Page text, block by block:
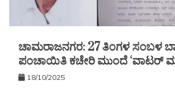
ಚಾಮರಾಜನಗರ: 27 ತಿಂಗಳ ಸಂಬಳ
ಪಂಚಾಯಿತಿ ಕಚೇರಿ ಮುಂದೆ ‘ವಾಟರ್
18/10/2025